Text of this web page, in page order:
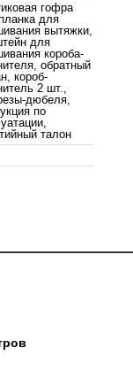
гофра
для
вытяжки,
для
короба-
обратный
короб-
2 шт.,
дюбеля,
по
талон